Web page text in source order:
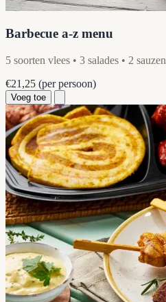
Barbecue a-z menu
5 soorten vlees • 3 salades • 2 sauzen
€21,25 (per persoon)
Voeg toe